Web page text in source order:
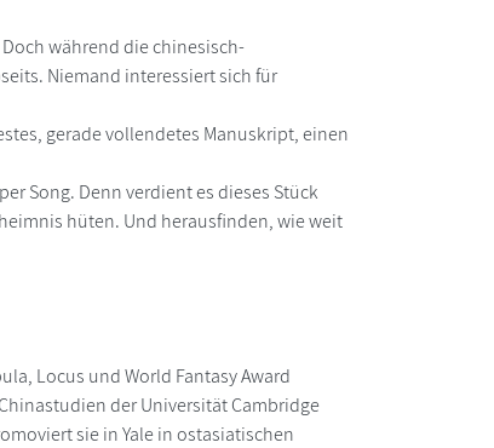
während die chinesisch-
Niemand interessiert sich für
gerade vollendetes Manuskript, einen
Song. Denn verdient es dieses Stück
hüten. Und herausfinden, wie weit
Locus und World Fantasy Award
der Universität Cambridge
sie in Yale in ostasiatischen